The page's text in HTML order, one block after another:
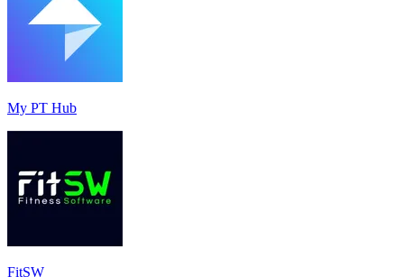
My PT Hub
FitSW